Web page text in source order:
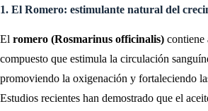
1. El Romero: estimulante natural del
El romero (Rosmarinus officinalis) contiene
compuesto que estimula la circulación
promoviendo la oxigenación y fortaleciendo
Estudios recientes han demostrado que el